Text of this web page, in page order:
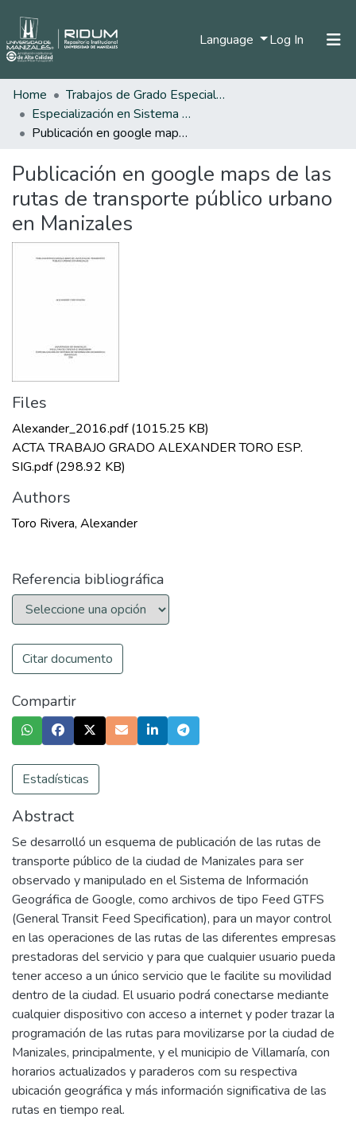
Language Log In (current)
Home
Trabajos de Grado Especializaciones
Especialización en Sistema de Información Geográfica
Publicación en google maps de las rutas de transporte público urbano en Manizales
Publicación en google maps de las
rutas de transporte público urbano
en Manizales
Files
Alexander_2016.pdf(1015.25 KB)
ACTA TRABAJO GRADO ALEXANDER TORO ESP.
SIG.pdf(298.92 KB)
Authors
Toro Rivera, Alexander
Referencia bibliográfica
Citar documento
Compartir
Estadísticas
Abstract
Se desarrolló un esquema de publicación de las rutas de
transporte público de la ciudad de Manizales para ser
observado y manipulado en el Sistema de Información
Geográfica de Google, como archivos de tipo Feed GTFS
(General Transit Feed Specification), para un mayor control
en las operaciones de las rutas de las diferentes empresas
prestadoras del servicio y para que cualquier usuario pueda
tener acceso a un único servicio que le facilite su movilidad
dentro de la ciudad. El usuario podrá conectarse mediante
cualquier dispositivo con acceso a internet y poder trazar la
programación de las rutas para movilizarse por la ciudad de
Manizales, principalmente, y el municipio de Villamaría, con
horarios actualizados y paraderos com su respectiva
ubicación geográfica y más información significativa de las
rutas en tiempo real.